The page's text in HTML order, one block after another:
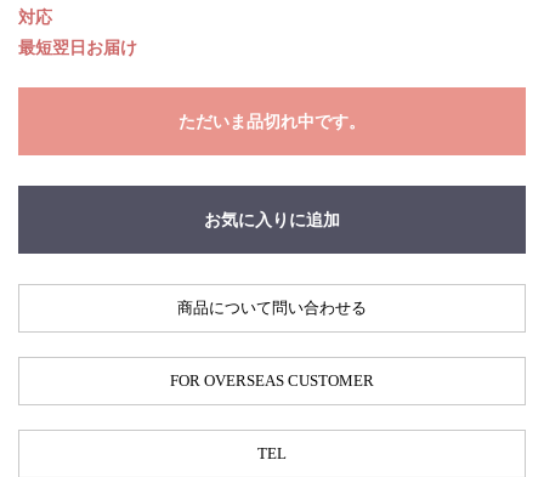
対応
最短翌日お届け
ただいま品切れ中です。
お気に入りに追加
商品について問い合わせる
FOR OVERSEAS CUSTOMER
TEL